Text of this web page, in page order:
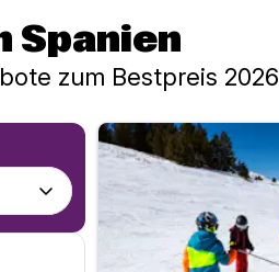
Spanien
zum Bestpreis 2026